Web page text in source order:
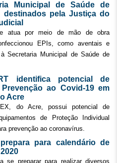
Municipal de Saúde de
destinados pela Justiça do
atua por meio de mão de obra
EPIs, como aventais e
Secretaria Municipal de Saúde de
identifica potencial de
ao Covid-19 em
Acre
do Acre, possui potencial de
de Proteção Individual
prevenção ao coronavírus.
para calendário de
se preparar para realizar diversos